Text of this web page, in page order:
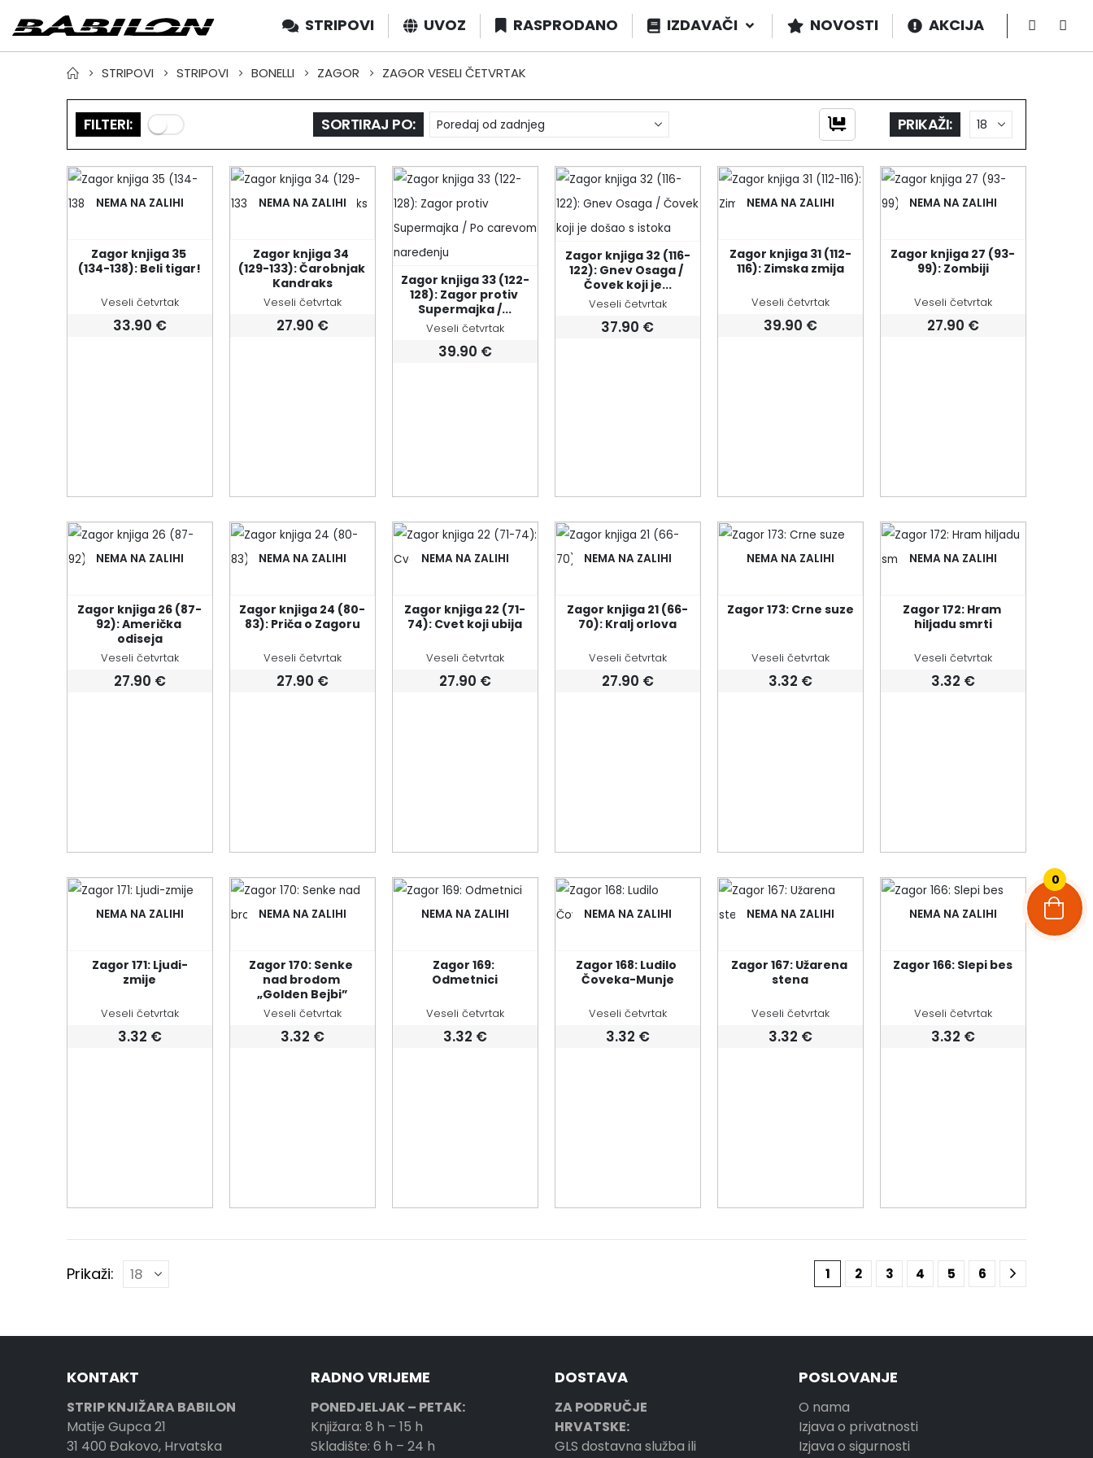
0
STRIPOVI UVOZ RASPRODANO IZDAVAČI NOVOSTI AKCIJA
STRIPOVI STRIPOVI BONELLI ZAGOR ZAGOR VESELI ČETVRTAK
FILTERI: SORTIRAJ PO: PRIKAŽI:
NEMA NA ZALIHI
Zagor knjiga 35
(134-138): Beli tigar!
Veseli četvrtak
33.90 €
NEMA NA ZALIHI
Zagor knjiga 34
(129-133): Čarobnjak
Kandraks
Veseli četvrtak
27.90 €
Zagor knjiga 33 (122-
128): Zagor protiv
Supermajka /...
Veseli četvrtak
39.90 €
Zagor knjiga 32 (116-
122): Gnev Osaga /
Čovek koji je...
Veseli četvrtak
37.90 €
NEMA NA ZALIHI
Zagor knjiga 31 (112-
116): Zimska zmija
Veseli četvrtak
39.90 €
NEMA NA ZALIHI
Zagor knjiga 27 (93-
99): Zombiji
Veseli četvrtak
27.90 €
NEMA NA ZALIHI
Zagor knjiga 26 (87-
92): Američka
odiseja
Veseli četvrtak
27.90 €
NEMA NA ZALIHI
Zagor knjiga 24 (80-
83): Priča o Zagoru
Veseli četvrtak
27.90 €
NEMA NA ZALIHI
Zagor knjiga 22 (71-
74): Cvet koji ubija
Veseli četvrtak
27.90 €
NEMA NA ZALIHI
Zagor knjiga 21 (66-
70): Kralj orlova
Veseli četvrtak
27.90 €
NEMA NA ZALIHI
Zagor 173: Crne suze
Veseli četvrtak
3.32 €
NEMA NA ZALIHI
Zagor 172: Hram
hiljadu smrti
Veseli četvrtak
3.32 €
NEMA NA ZALIHI
Zagor 171: Ljudi-
zmije
Veseli četvrtak
3.32 €
NEMA NA ZALIHI
Zagor 170: Senke
nad brodom
„Golden Bejbi”
Veseli četvrtak
3.32 €
NEMA NA ZALIHI
Zagor 169:
Odmetnici
Veseli četvrtak
3.32 €
NEMA NA ZALIHI
Zagor 168: Ludilo
Čoveka-Munje
Veseli četvrtak
3.32 €
NEMA NA ZALIHI
Zagor 167: Užarena
stena
Veseli četvrtak
3.32 €
NEMA NA ZALIHI
Zagor 166: Slepi bes
Veseli četvrtak
3.32 €
Prikaži: 1 2 3 4 5 6
KONTAKT
STRIP KNJIŽARA BABILON
Matije Gupca 21
31 400 Đakovo, Hrvatska
RADNO VRIJEME
PONEDJELJAK – PETAK:
Knjižara: 8 h – 15 h
Skladište: 6 h – 24 h
DOSTAVA
ZA PODRUČJE
HRVATSKE:
GLS dostavna služba ili
POSLOVANJE
O nama
Izjava o privatnosti
Izjava o sigurnosti